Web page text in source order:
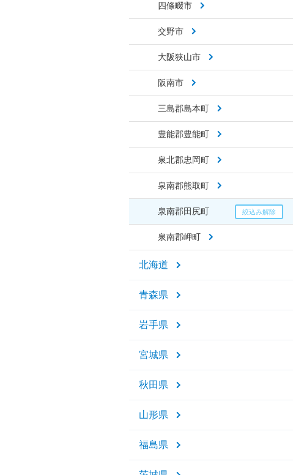
四條畷市
交野市
大阪狭山市
阪南市
三島郡島本町
豊能郡豊能町
泉北郡忠岡町
泉南郡熊取町
泉南郡田尻町
泉南郡岬町
北海道
青森県
岩手県
宮城県
秋田県
山形県
福島県